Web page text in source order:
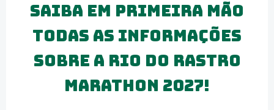
saiba em Primeira mão
todas as informações
sobre a Rio do Rastro
Marathon 2027!